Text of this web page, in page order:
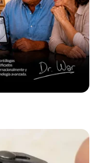
Stop Talking